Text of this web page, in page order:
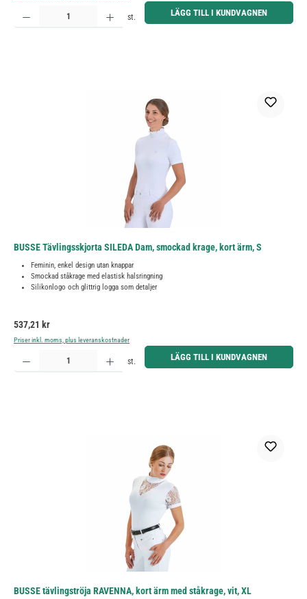
Produktkvantitet: Ange önskat belopp eller använd knapparna för att öka eller minska kvantiteten.
st. LÄGG TILL I KUNDVAGNEN
BUSSE Tävlingsskjorta SILEDA Dam, smockad krage, kort ärm, S
Feminin, enkel design utan knappar
Smockad ståkrage med elastisk halsringning
Silikonlogo och glittrig logga som detaljer
Ordinarie pris:
537,21 kr
Priser inkl. moms, plus leveranskostnader
Produktkvantitet: Ange önskat belopp eller använd knapparna för att öka eller minska kvantiteten.
st. LÄGG TILL I KUNDVAGNEN
BUSSE tävlingströja RAVENNA, kort ärm med ståkrage, vit, XL